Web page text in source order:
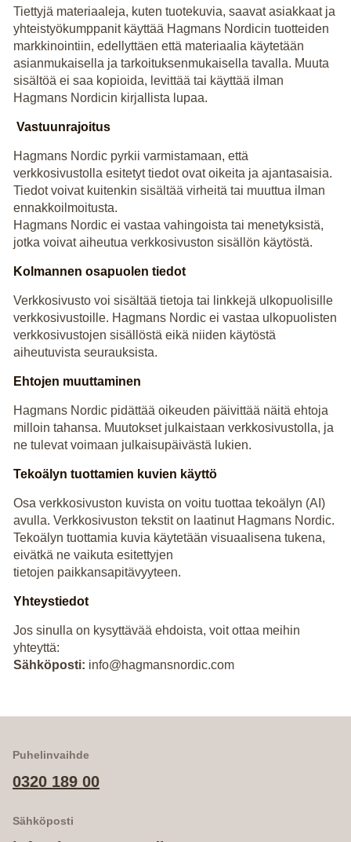
Tiettyjä materiaaleja, kuten tuotekuvia, saavat asiakkaat ja
yhteistyökumppanit käyttää Hagmans Nordicin tuotteiden
markkinointiin, edellyttäen että materiaalia käytetään
asianmukaisella ja tarkoituksenmukaisella tavalla. Muuta
sisältöä ei saa kopioida, levittää tai käyttää ilman
Hagmans Nordicin kirjallista lupaa.
Vastuunrajoitus
Hagmans Nordic pyrkii varmistamaan, että
verkkosivustolla esitetyt tiedot ovat oikeita ja ajantasaisia.
Tiedot voivat kuitenkin sisältää virheitä tai muuttua ilman
ennakkoilmoitusta.
Hagmans Nordic ei vastaa vahingoista tai menetyksistä,
jotka voivat aiheutua verkkosivuston sisällön käytöstä.
Kolmannen osapuolen tiedot
Verkkosivusto voi sisältää tietoja tai linkkejä ulkopuolisille
verkkosivustoille. Hagmans Nordic ei vastaa ulkopuolisten
verkkosivustojen sisällöstä eikä niiden käytöstä
aiheutuvista seurauksista.
Ehtojen muuttaminen
Hagmans Nordic pidättää oikeuden päivittää näitä ehtoja
milloin tahansa. Muutokset julkaistaan verkkosivustolla, ja
ne tulevat voimaan julkaisupäivästä lukien.
Tekoälyn tuottamien kuvien käyttö
Osa verkkosivuston kuvista on voitu tuottaa tekoälyn (AI)
avulla. Verkkosivuston tekstit on laatinut Hagmans Nordic.
Tekoälyn tuottamia kuvia käytetään visuaalisena tukena,
eivätkä ne vaikuta esitettyjen
tietojen paikkansapitävyyteen.
Yhteystiedot
Jos sinulla on kysyttävää ehdoista, voit ottaa meihin
yhteyttä:
Sähköposti: info@hagmansnordic.com
Puhelinvaihde
0320 189 00
Sähköposti